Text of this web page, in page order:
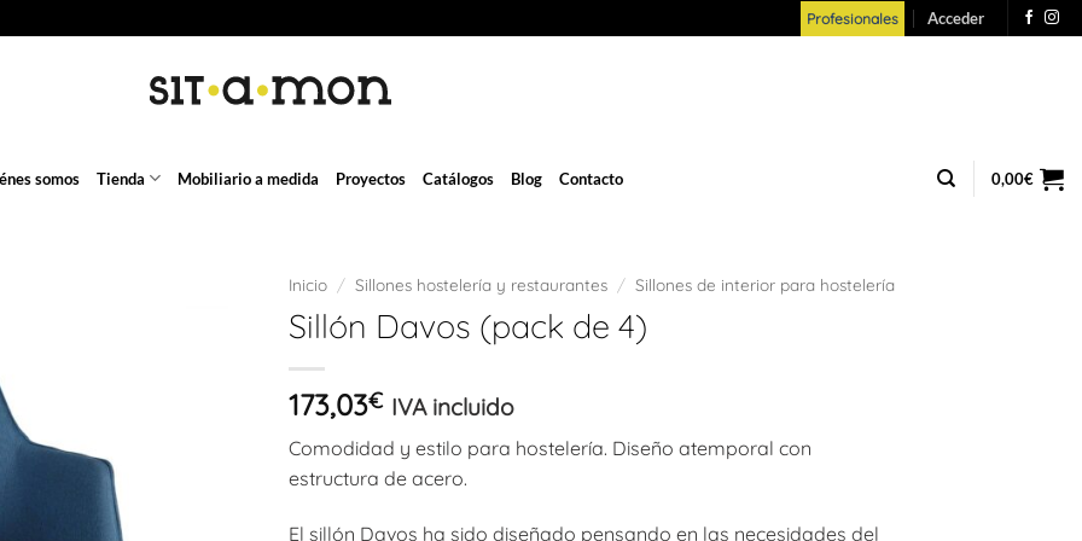
Profesionales Acceder
somos Tienda Mobiliario a medida Proyectos Catálogos Blog Contacto 0,00€
Inicio / Sillones hostelería y restaurantes / Sillones de interior para hostelería
Sillón Davos (pack de 4)
173,03€ IVA incluido
Comodidad y estilo para hostelería. Diseño atemporal con
estructura de acero.
El sillón Davos ha sido diseñado pensando en las necesidades del